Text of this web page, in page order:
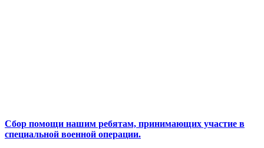
Сбор помощи нашим ребятам, принимающих участие в
специальной военной операции.